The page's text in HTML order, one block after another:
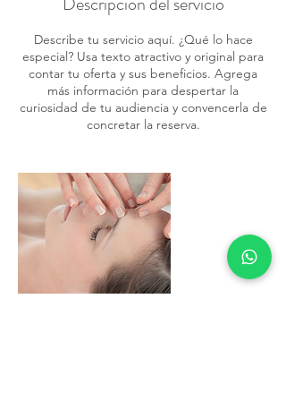
Describe tu servicio aquí. ¿Qué lo hace
especial? Usa texto atractivo y original para
contar tu oferta y sus beneficios. Agrega
más información para despertar la
curiosidad de tu audiencia y convencerla de
concretar la reserva.